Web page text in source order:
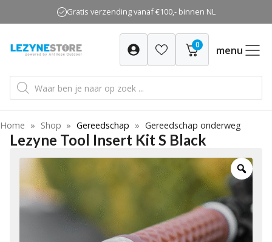
naar
inhoud
Gratis verzending vanaf €100,- binnen NL
0 menu
Producten
zoeken
Home » Shop » Gereedschap » Gereedschap onderweg
Lezyne Tool Insert Kit S Black